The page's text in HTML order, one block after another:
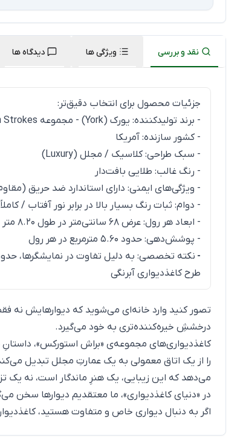
نقد و بررسی ویژگی ها دیدگاه ها
جزئیات محصول برای انتخاب دقیق‌تر:
- برند تولیدکننده: یورک (York) - مجموعه Brush Strokes
- کشور سازنده: آمریکا
- سبک طراحی: کلاسیک / مجلل (Luxury)
- رنگ غالب: طلایی بافت‌دار
- ویژگی‌های ایمنی: دارای استاندارد ضد حریق
- دوام: ثبات رنگ بسیار بالا در برابر نور آفتاب /
- ابعاد هر رول: عرض ۶۸ سانتی‌متر در طول ۸.۲۰ متر
- پوشش‌دهی: حدود ۵.۶۰ مترمربع در هر رول
- نکته تخصصی: به دلیل تفاوت در نمایشگرها، حدود ۵ تا ۱۰ درصد تفاوت رنگ با واقعیت را در نظر
طرح کاغذدیواری آبرنگی
تصور کنید وارد خانه‌ای می‌شوید که دیوارهایش
درخششِ خیره‌کننده‌تری به خود می‌گیرد.
کاغذدیواری‌های مجموعه‌ی «براش استورکس»، داستانِ
را از یک اتاق معمولی به یک عمارتِ مجلل تبدیل
می‌دهد که این زیبایی، یک هنرِ ماندگار است، نه
در «دنیای کاغذدیواری»، ما معتقدیم دیوارها
اگر به دنبال دیواری خاص و متفاوت هستید،